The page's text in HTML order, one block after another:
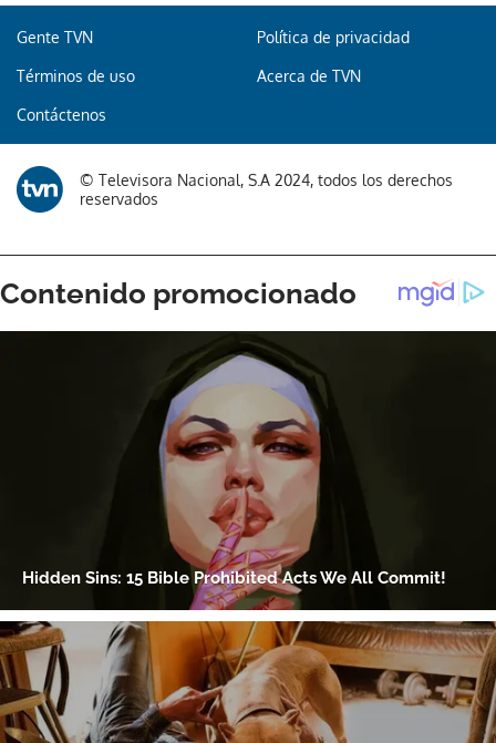
Gente TVN Política de privacidad
Términos de uso Acerca de TVN
Contáctenos
© Televisora Nacional, S.A 2024, todos los derechos
reservados